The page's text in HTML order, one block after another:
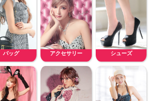
バッグ アクセサリー シューズ